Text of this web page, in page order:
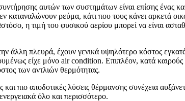
αυτών των συστημάτων είναι επίσης ένας
καταναλώνουν ρεύμα, κάτι που τους κάνει αρκετά
η τιμή του φυσικού αερίου μπορεί να είναι
άλλη πλευρά, έχουν γενικά υψηλότερο κόστος
είχε μόνο air condition. Επιπλέον, κατά
των αντλιών θερμότητας.
πιο αποδοτικές λύσεις θέρμανσης συνέχεια
όλο και περισσότερο.